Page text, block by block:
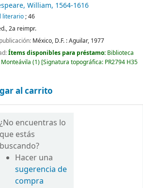
William, 1564-1616
literario; 46
2a reimpr.
México, D.F. :Aguilar, 1977
Ítems disponibles para préstamo: Biblioteca
(1) Signatura topográfica: PR2794 H35
al carrito
¿No encuentras lo
que estás
buscando?
Hacer una
sugerencia de
compra